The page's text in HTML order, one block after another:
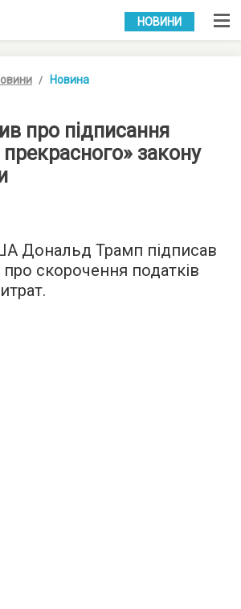
УКР РУС
НОВИНИ
Новина
про підписання
прекрасного» закону
Дональд Трамп підписав
скорочення податків